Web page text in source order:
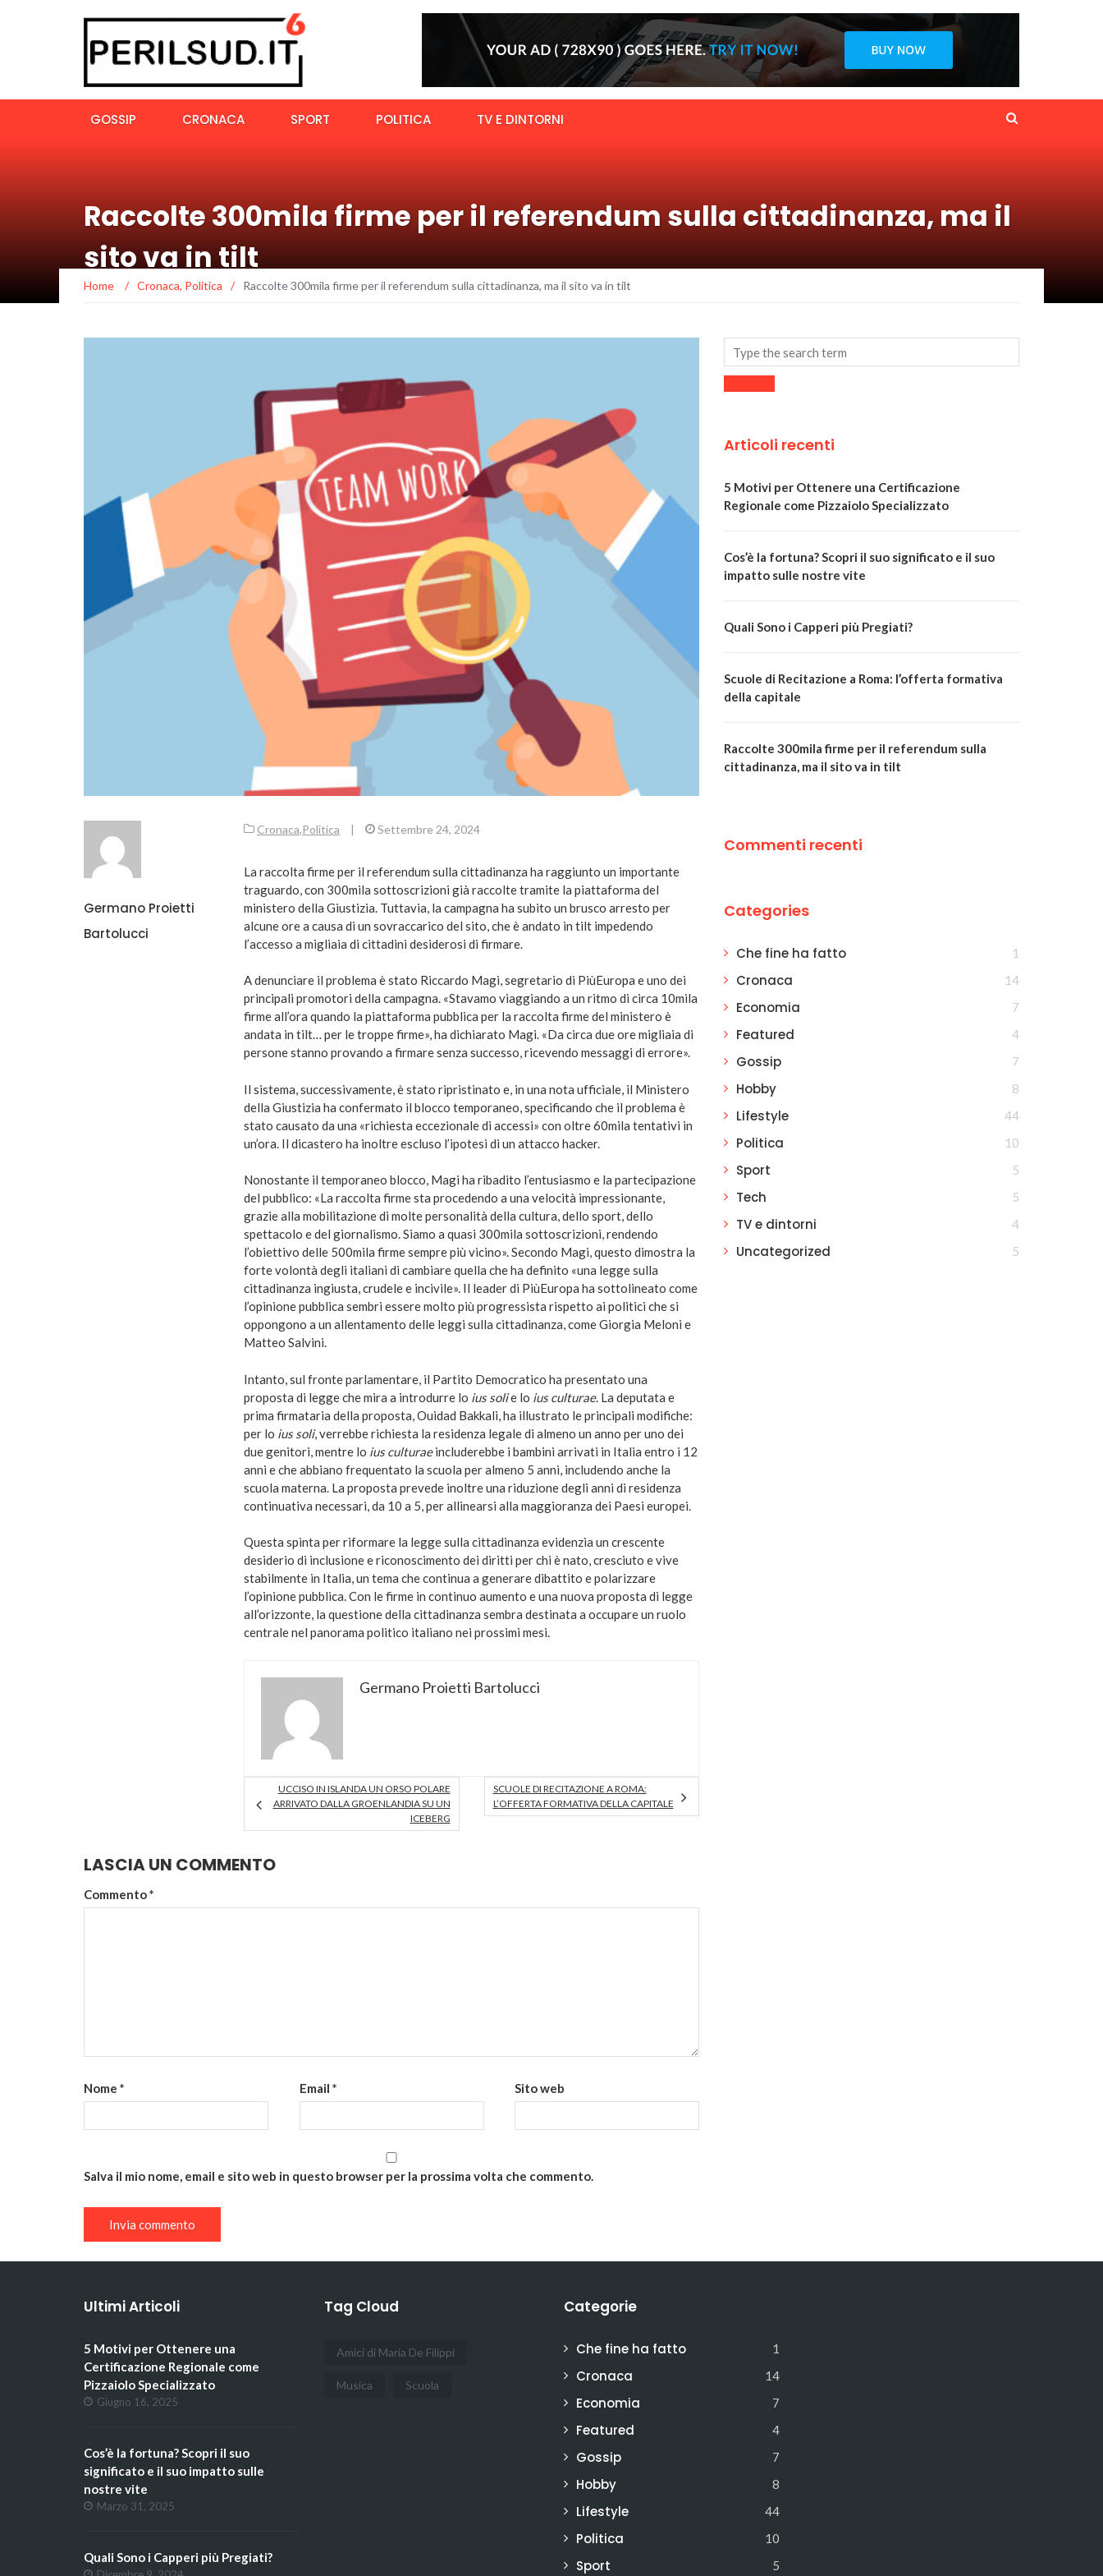
GOSSIP CRONACA SPORT POLITICA TV E DINTORNI
Raccolte 300mila firme per il referendum sulla cittadinanza, ma il
sito va in tilt
Home / Cronaca, Politica / Raccolte 300mila firme per il referendum sulla cittadinanza, ma il sito va in tilt
Germano Proietti
Bartolucci
Cronaca,Politica | Settembre 24, 2024
La raccolta firme per il referendum sulla cittadinanza ha raggiunto un importante
traguardo, con 300mila sottoscrizioni già raccolte tramite la piattaforma del
ministero della Giustizia. Tuttavia, la campagna ha subito un brusco arresto per
alcune ore a causa di un sovraccarico del sito, che è andato in tilt impedendo
l’accesso a migliaia di cittadini desiderosi di firmare.
A denunciare il problema è stato Riccardo Magi, segretario di PiùEuropa e uno dei
principali promotori della campagna. «Stavamo viaggiando a un ritmo di circa 10mila
firme all’ora quando la piattaforma pubblica per la raccolta firme del ministero è
andata in tilt… per le troppe firme», ha dichiarato Magi. «Da circa due ore migliaia di
persone stanno provando a firmare senza successo, ricevendo messaggi di errore».
Il sistema, successivamente, è stato ripristinato e, in una nota ufficiale, il Ministero
della Giustizia ha confermato il blocco temporaneo, specificando che il problema è
stato causato da una «richiesta eccezionale di accessi» con oltre 60mila tentativi in
un’ora. Il dicastero ha inoltre escluso l’ipotesi di un attacco hacker.
Nonostante il temporaneo blocco, Magi ha ribadito l’entusiasmo e la partecipazione
del pubblico: «La raccolta firme sta procedendo a una velocità impressionante,
grazie alla mobilitazione di molte personalità della cultura, dello sport, dello
spettacolo e del giornalismo. Siamo a quasi 300mila sottoscrizioni, rendendo
l’obiettivo delle 500mila firme sempre più vicino». Secondo Magi, questo dimostra la
forte volontà degli italiani di cambiare quella che ha definito «una legge sulla
cittadinanza ingiusta, crudele e incivile». Il leader di PiùEuropa ha sottolineato come
l’opinione pubblica sembri essere molto più progressista rispetto ai politici che si
oppongono a un allentamento delle leggi sulla cittadinanza, come Giorgia Meloni e
Matteo Salvini.
Intanto, sul fronte parlamentare, il Partito Democratico ha presentato una
proposta di legge che mira a introdurre lo ius solie lo ius culturae. La deputata e
prima firmataria della proposta, Ouidad Bakkali, ha illustrato le principali modifiche:
per lo ius soli, verrebbe richiesta la residenza legale di almeno un anno per uno dei
due genitori, mentre lo ius culturaeincluderebbe i bambini arrivati in Italia entro i 12
anni e che abbiano frequentato la scuola per almeno 5 anni, includendo anche la
scuola materna. La proposta prevede inoltre una riduzione degli anni di residenza
continuativa necessari, da 10 a 5, per allinearsi alla maggioranza dei Paesi europei.
Questa spinta per riformare la legge sulla cittadinanza evidenzia un crescente
desiderio di inclusione e riconoscimento dei diritti per chi è nato, cresciuto e vive
stabilmente in Italia, un tema che continua a generare dibattito e polarizzare
l’opinione pubblica. Con le firme in continuo aumento e una nuova proposta di legge
all’orizzonte, la questione della cittadinanza sembra destinata a occupare un ruolo
centrale nel panorama politico italiano nei prossimi mesi.
Germano Proietti Bartolucci
UCCISO IN ISLANDA UN ORSO POLARE
ARRIVATO DALLA GROENLANDIA SU UN
ICEBERG
SCUOLE DI RECITAZIONE A ROMA:
L’OFFERTA FORMATIVA DELLA CAPITALE
LASCIA UN COMMENTO
Commento*
Nome * Email * Sito web
Salva il mio nome, email e sito web in questo browser per la prossima volta che commento.
Articoli recenti
5 Motivi per Ottenere una Certificazione
Regionale come Pizzaiolo Specializzato
Cos’è la fortuna? Scopri il suo significato e il suo
impatto sulle nostre vite
Quali Sono i Capperi più Pregiati?
Scuole di Recitazione a Roma: l’offerta formativa
della capitale
Raccolte 300mila firme per il referendum sulla
cittadinanza, ma il sito va in tilt
Commenti recenti
Categories
Che fine ha fatto 1
Cronaca 14
Economia 7
Featured 4
Gossip 7
Hobby 8
Lifestyle 44
Politica 10
Sport 5
Tech 5
TV e dintorni 4
Uncategorized 5
Ultimi Articoli
5 Motivi per Ottenere una
Certificazione Regionale come
Pizzaiolo Specializzato
Giugno 16, 2025
Cos’è la fortuna? Scopri il suo
significato e il suo impatto sulle
nostre vite
Marzo 31, 2025
Quali Sono i Capperi più Pregiati?
Tag Cloud
Amici di Maria De Filippi
Musica Scuola
Categorie
Che fine ha fatto 1
Cronaca 14
Economia 7
Featured 4
Gossip 7
Hobby 8
Lifestyle 44
Politica 10
Sport 5